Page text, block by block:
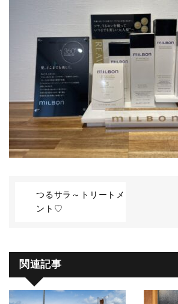
つるサラ～トリートメ
ント♡
関連記事